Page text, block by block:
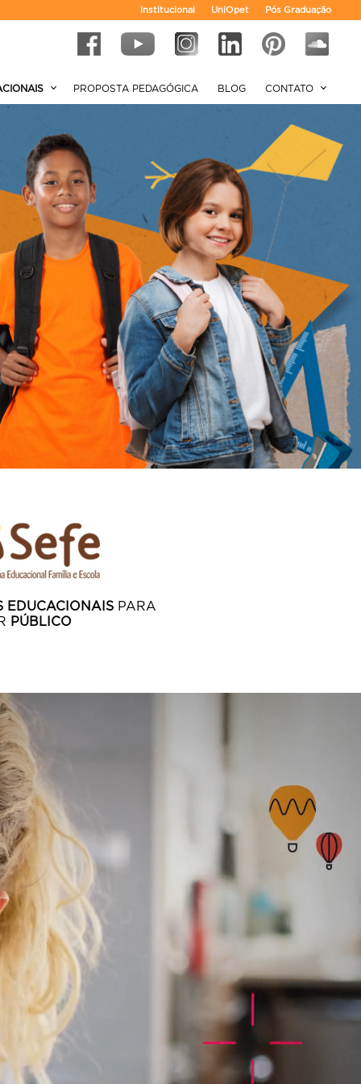
Institucional UniOpet Pós Graduação
PROPOSTA PEDAGÓGICA BLOG CONTATO
EDUCACIONAISPARA
PÚBLICO